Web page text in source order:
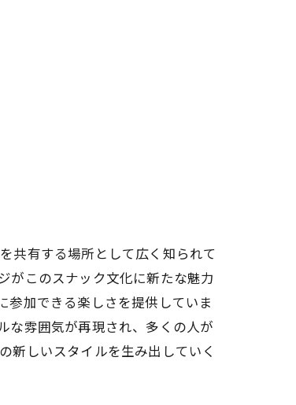
共有する場所として広く知られて
がこのスナック文化に新たな魅力
参加できる楽しさを提供していま
な雰囲気が再現され、多くの人が
新しいスタイルを生み出していく